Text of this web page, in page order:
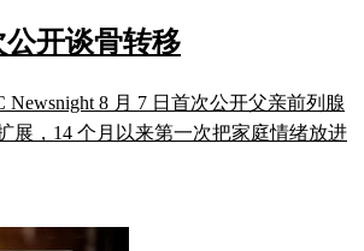
开谈骨转移
Newsnight 8 月 7 日首次公开父亲前列腺
展，14 个月以来第一次把家庭情绪放进